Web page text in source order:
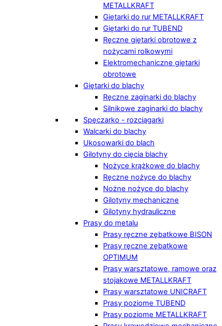
METALLKRAFT
Giętarki do rur METALLKRAFT
Giętarki do rur TUBEND
Ręczne giętarki obrotowe z
nożycami rolkowymi
Elektromechaniczne giętarki
obrotowe
Giętarki do blachy
Ręczne zaginarki do blachy
Silnikowe zaginarki do blachy
Spęczarko - rozciągarki
Walcarki do blachy
Ukosowarki do blach
Gilotyny do cięcia blachy
Nożyce krążkowe do blachy
Ręczne nożyce do blachy
Nożne nożyce do blachy
Gilotyny mechaniczne
Gilotyny hydrauliczne
Prasy do metalu
Prasy ręczne zębatkowe BISON
Prasy ręczne zębatkowe
OPTIMUM
Prasy warsztatowe, ramowe oraz
stojakowe METALLKRAFT
Prasy warsztatowe UNICRAFT
Prasy poziome TUBEND
Prasy poziome METALLKRAFT